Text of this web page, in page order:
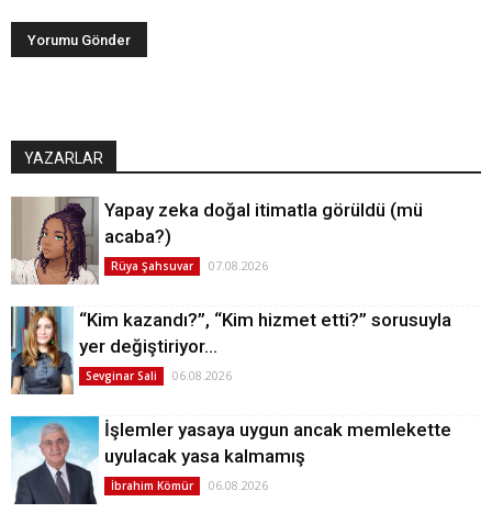
YAZARLAR
Yapay zeka doğal itimatla görüldü (mü
acaba?)
Rüya Şahsuvar 07.08.2026
“Kim kazandı?”, “Kim hizmet etti?” sorusuyla
yer değiştiriyor…
Sevginar Sali 06.08.2026
İşlemler yasaya uygun ancak memlekette
uyulacak yasa kalmamış
İbrahim Kömür 06.08.2026